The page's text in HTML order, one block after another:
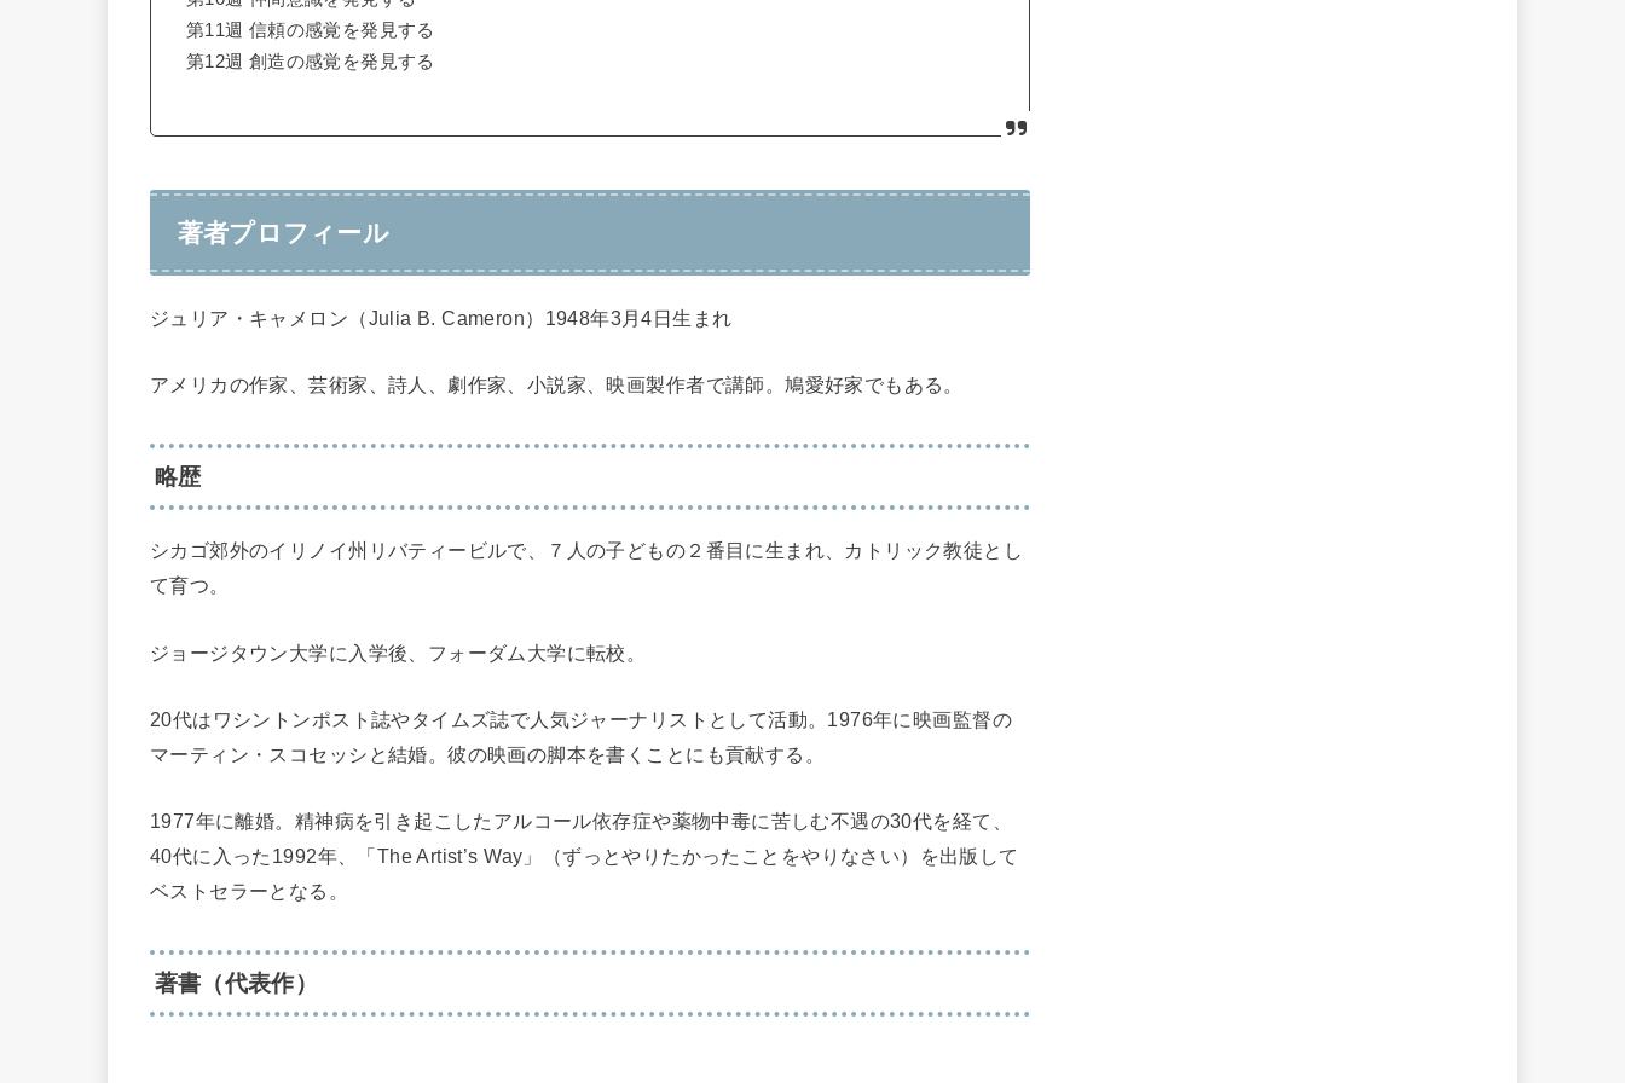
第11週 信頼の感覚を発見する
第12週 創造の感覚を発見する
著者プロフィール
ジュリア・キャメロン（Julia B. Cameron）1948年3月4日生まれ
アメリカの作家、芸術家、詩人、劇作家、小説家、映画製作者で講師。鳩愛好家でもある。
略歴
シカゴ郊外のイリノイ州リバティービルで、７人の子どもの２番目に生まれ、カトリック教徒とし
て育つ。
ジョージタウン大学に入学後、フォーダム大学に転校。
20代はワシントンポスト誌やタイムズ誌で人気ジャーナリストとして活動。1976年に映画監督の
マーティン・スコセッシと結婚。彼の映画の脚本を書くことにも貢献する。
1977年に離婚。精神病を引き起こしたアルコール依存症や薬物中毒に苦しむ不遇の30代を経て、
40代に入った1992年、「The Artist’s Way」（ずっとやりたかったことをやりなさい）を出版して
ベストセラーとなる。
著書（代表作）